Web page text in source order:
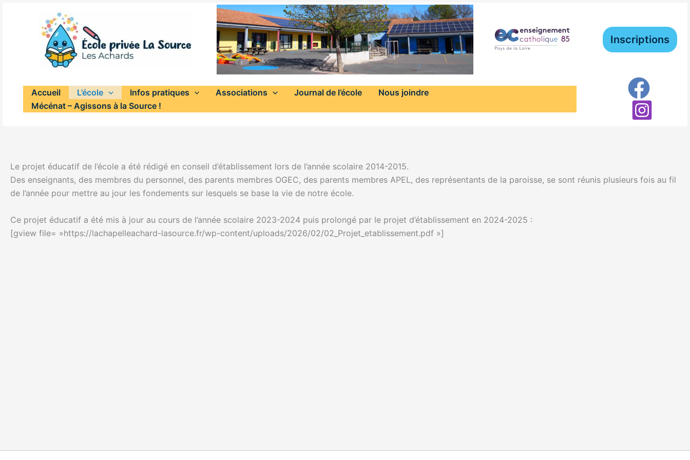
Inscriptions
Accueil L’école Infos pratiques Associations Journal de l’école
Nous joindre
Mécénat – Agissons à la Source !
Le projet éducatif de l’école a été rédigé en conseil d’établissement lors de l’année scolaire 2014-2015.
Des enseignants, des membres du personnel, des parents membres OGEC, des parents membres APEL, des représentants de la paroisse, se sont réunis plusieurs fois au fil
de l’année pour mettre au jour les fondements sur lesquels se base la vie de notre école.
Ce projet éducatif a été mis à jour au cours de l’année scolaire 2023-2024 puis prolongé par le projet d’établissement en 2024-2025 :
[gview file= »https://lachapelleachard-lasource.fr/wp-content/uploads/2026/02/02_Projet_etablissement.pdf »]